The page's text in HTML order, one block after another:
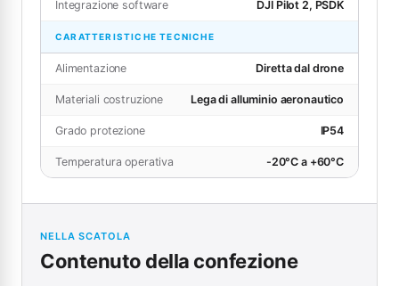
Integrazione software DJI Pilot 2, PSDK
CARATTERISTICHE TECNICHE
Alimentazione Diretta dal drone
Materiali costruzione Lega di alluminio aeronautico
Grado protezione IP54
Temperatura operativa -20°C a +60°C
NELLA SCATOLA
Contenuto della confezione